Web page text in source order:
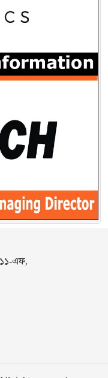
১১-এফ,